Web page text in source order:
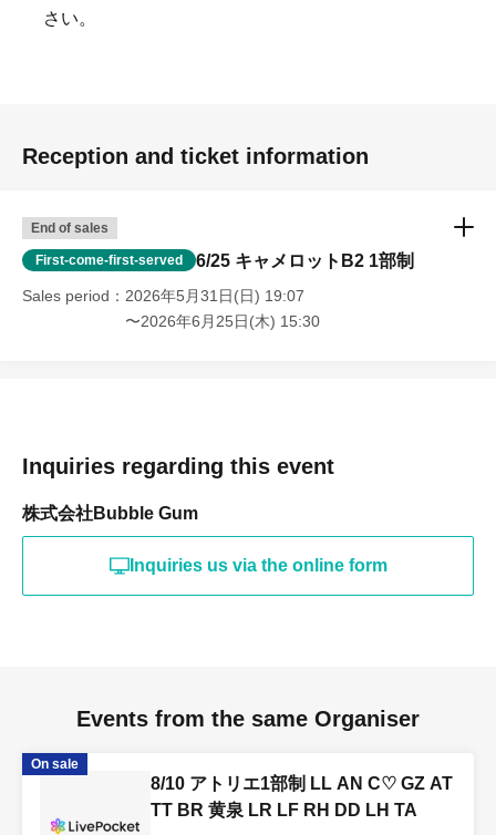
さい。
Reception and ticket information
End of sales
First-come-first-served 6/25 キャメロットB2 1部制
Sales period
2026年5月31日(日) 19:07
〜2026年6月25日(木) 15:30
Inquiries regarding this event
株式会社Bubble Gum
Inquiries us via the online form
Events from the same Organiser
On sale
8/10 アトリエ1部制 LL AN C♡ GZ AT
TT BR 黄泉 LR LF RH DD LH TA